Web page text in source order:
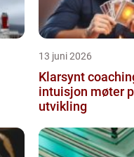
13 juni 2026
Klarsynt coaching
intuisjon møter
utvikling